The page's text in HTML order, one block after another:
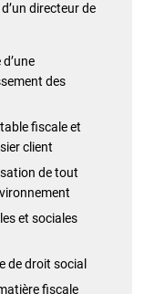
directeur de
des
fiscale et
client
de tout
et sociales
de droit social
fiscale